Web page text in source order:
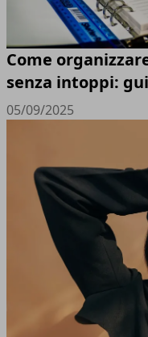
Come
senza intoppi:
05/09/2025